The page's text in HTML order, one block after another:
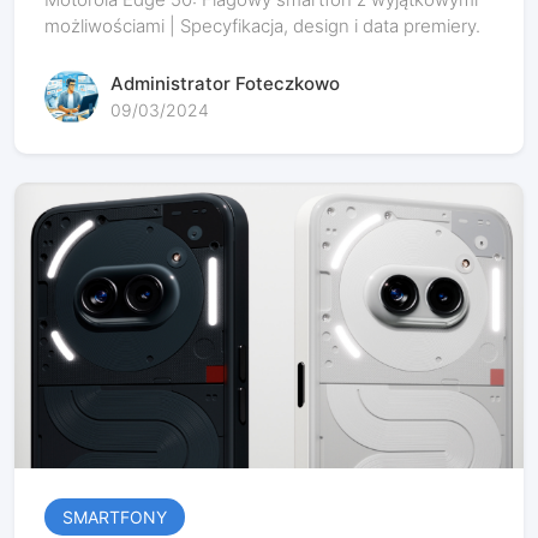
możliwościami | Specyfikacja, design i data premiery.
Administrator Foteczkowo
09/03/2024
SMARTFONY